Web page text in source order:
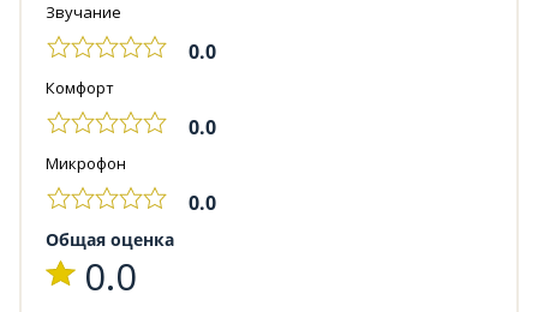
Звучание
0.0
Комфорт
0.0
Микрофон
0.0
Общая оценка
0.0